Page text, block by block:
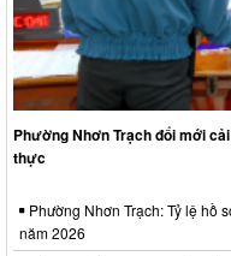
Phường Nhơn Trạch đổi mới
thực
Phường Nhơn Trạch: Tỷ lệ hồ
năm 2026